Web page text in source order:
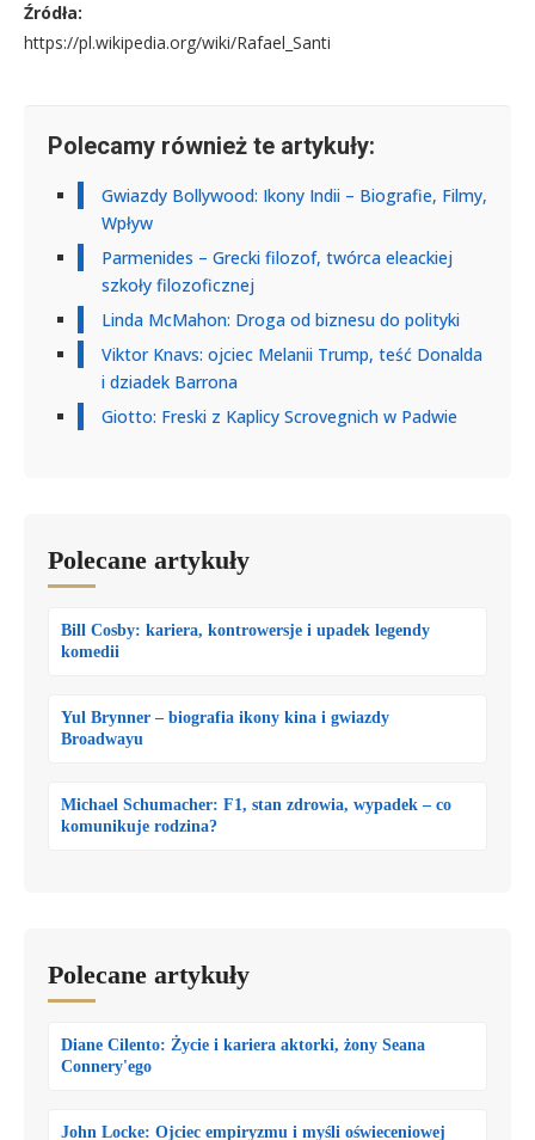
Źródła:
https://pl.wikipedia.org/wiki/Rafael_Santi
Polecamy również te artykuły:
Gwiazdy Bollywood: Ikony Indii – Biografie, Filmy,
Wpływ
Parmenides – Grecki filozof, twórca eleackiej
szkoły filozoficznej
Linda McMahon: Droga od biznesu do polityki
Viktor Knavs: ojciec Melanii Trump, teść Donalda
i dziadek Barrona
Giotto: Freski z Kaplicy Scrovegnich w Padwie
Polecane artykuły
Bill Cosby: kariera, kontrowersje i upadek legendy
komedii
Yul Brynner – biografia ikony kina i gwiazdy
Broadwayu
Michael Schumacher: F1, stan zdrowia, wypadek – co
komunikuje rodzina?
Polecane artykuły
Diane Cilento: Życie i kariera aktorki, żony Seana
Connery'ego
John Locke: Ojciec empiryzmu i myśli oświeceniowej